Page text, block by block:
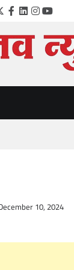
Facebook
LinkedIn
Instagram
YouTube
of Maharahstra
10, 2024